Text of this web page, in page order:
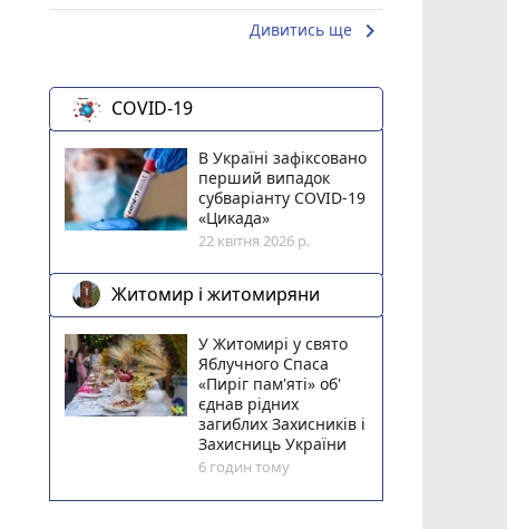
Дивитись ще keyboard_arrow_right
COVID-19
В Україні зафіксовано
перший випадок
субваріанту COVID-19
«Цикада»
22 квітня 2026 р.
Житомир і житомиряни
У Житомирі у свято
Яблучного Спаса
«Пиріг пам'яті» об'
єднав рідних
загиблих Захисників і
Захисниць України
6 годин тому